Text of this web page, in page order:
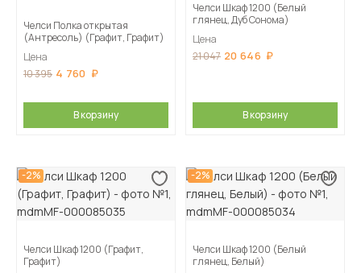
Челси Полка открытая
(Антресоль) (Графит, Графит)
Цена
10 395 4 760
В корзину
Челси Шкаф 1200 (Белый
глянец, Дуб Сонома)
Цена
21 047 20 646
В корзину
-2%
Челси Шкаф 1200 (Графит,
Графит)
-2%
Челси Шкаф 1200 (Белый
глянец, Белый)